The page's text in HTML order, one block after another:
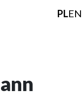
PLEN